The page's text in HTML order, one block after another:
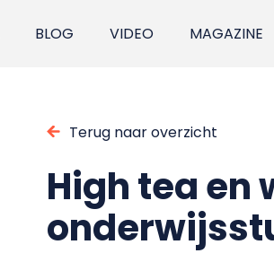
BLOG VIDEO MAGAZINE
Terug naar overzicht
High tea en